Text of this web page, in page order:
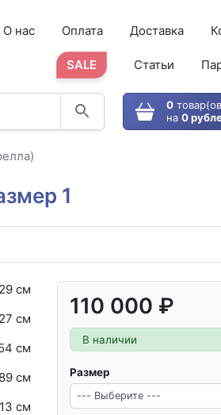
О нас Оплата Доставка
SALE Статьи
0
на 0
1
110 000 ₽
В наличии
Размер
cм
см
см
см
см